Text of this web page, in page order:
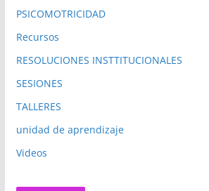
PSICOMOTRICIDAD
Recursos
RESOLUCIONES INSTTITUCIONALES
SESIONES
TALLERES
unidad de aprendizaje
Videos